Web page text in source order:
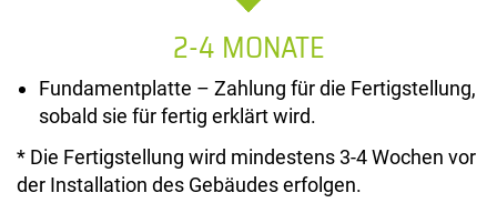
2-4 MONATE
Fundamentplatte – Zahlung für die Fertigstellung,
sobald sie für fertig erklärt wird.
* Die Fertigstellung wird mindestens 3-4 Wochen vor
der Installation des Gebäudes erfolgen.